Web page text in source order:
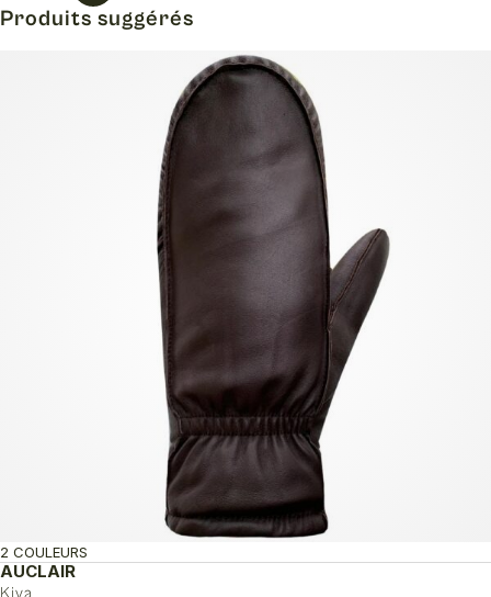
Produits suggérés
AUCLAIR
Kiva
2 COULEURS